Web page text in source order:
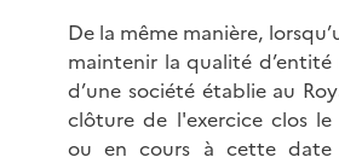
De la même manière,
maintenir la qualité
d’une société établie au
clôture de l'exercice clos
ou en cours à cette